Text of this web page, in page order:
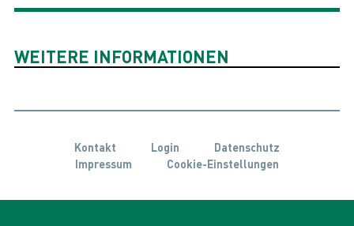
WEITERE INFORMATIONEN
Kontakt Login
Datenschutz
Impressum
Cookie-Einstellungen